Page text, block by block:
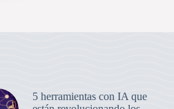
5 herramientas con IA que